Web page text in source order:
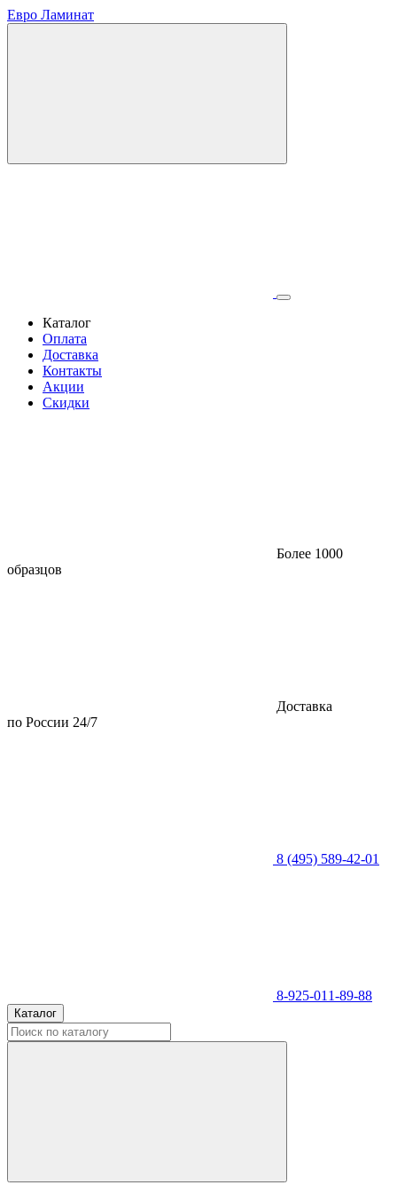
Евро Ламинат
Каталог
Оплата
Доставка
Контакты
Акции
Скидки
Более 1000
образцов
Доставка
по России 24/7
8 (495) 589-42-01
8-925-011-89-88
Каталог